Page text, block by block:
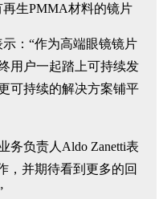
示：“作为高端眼镜镜片
用户一起踏上可持续发
可持续的解决方案铺平
务负责人Aldo Zanetti表
，并期待看到更多的回